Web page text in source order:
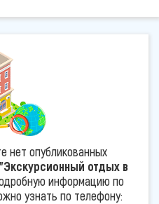
нет опубликованных
"Экскурсионный отдых в
информацию по
узнать по телефону: